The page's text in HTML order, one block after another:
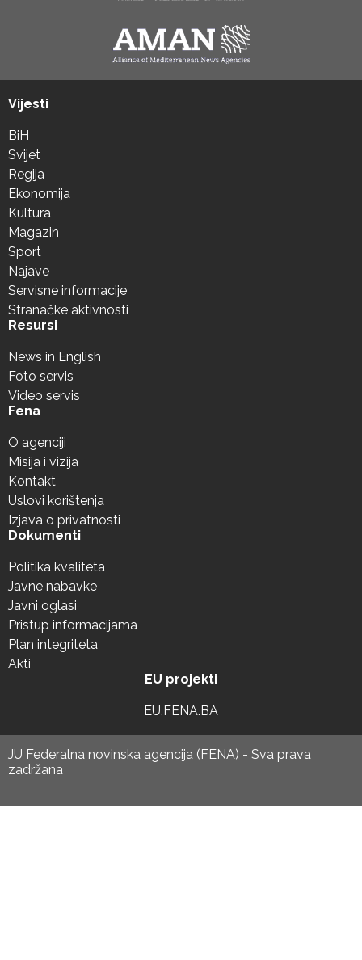
Vijesti
BiH
Svijet
Regija
Ekonomija
Kultura
Magazin
Sport
Najave
Servisne informacije
Stranačke aktivnosti
Resursi
News in English
Foto servis
Video servis
Fena
O agenciji
Misija i vizija
Kontakt
Uslovi korištenja
Izjava o privatnosti
Dokumenti
Politika kvaliteta
Javne nabavke
Javni oglasi
Pristup informacijama
Plan integriteta
Akti
EU projekti
EU.FENA.BA
JU Federalna novinska agencija (FENA) - Sva prava
zadržana